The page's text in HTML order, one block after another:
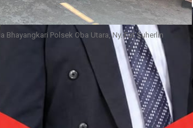
Polsek Oba Utara, Ny. Fat Suherlin
S.IP., M.H., menggelar kegiatan
masyarakat Dusun II, Desa Galala,
pada Jumat (28/3/2025) pukul